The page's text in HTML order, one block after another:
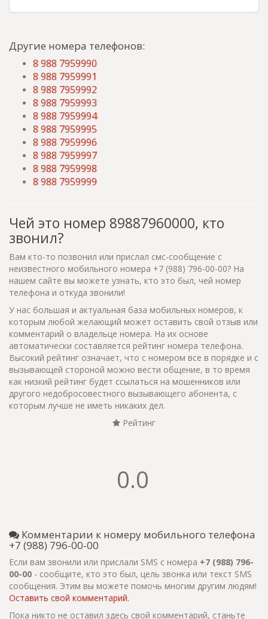
Другие номера телефонов:
8 988 7959990
8 988 7959991
8 988 7959992
8 988 7959993
8 988 7959994
8 988 7959995
8 988 7959996
8 988 7959997
8 988 7959998
8 988 7959999
Чей это номер 89887960000, кто
звонил?
Вам кто-то позвонил или прислал смс-сообщение с
неизвестного мобильного номера +7 (988) 796-00-00? На
нашем сайте вы можете узнать, кто это был, чей номер
телефона и откуда звонили!
У нас большая и актуальная база мобильных номеров, к
которым любой желающий может оставить свой отзыв или
комментарий о владельце номера. На их основе
автоматически составляется рейтинг номера телефона.
Высокий рейтинг означает, что с номером все в порядке и с
вызывающей стороной можно вести общение, в то время
как низкий рейтинг будет ссылаться на мошенников или
другого недобросовестного вызывающего абонента, с
которым лучше не иметь никаких дел.
Рейтинг
0.0
Комментарии к номеру мобильного телефона
+7 (988) 796-00-00
Если вам звонили или прислали SMS с номера +7 (988) 796-
00-00 - сообщите, кто это был, цель звонка или текст SMS
сообщения. Этим вы можете помочь многим другим людям!
Оставить свой комментарий.
Пока никто не оставил здесь свой комментарий, станьте